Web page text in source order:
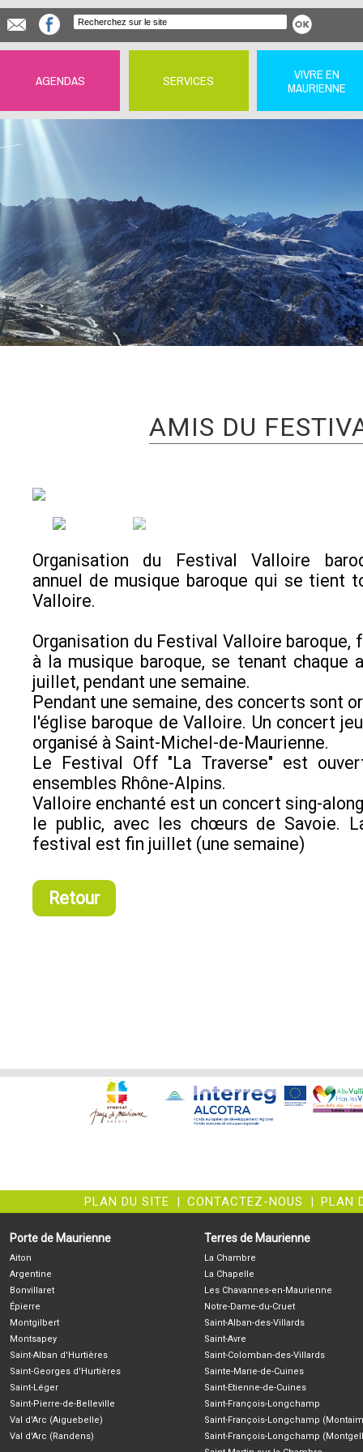
AGENDAS SERVICES
VIVRE EN
MAURIENNE
AMIS DU
Organisation du Festival Valloire
annuel de musique baroque qui se tient
Valloire.
Organisation du Festival Valloire baroque,
à la musique baroque, se tenant chaque
juillet, pendant une semaine.
Pendant une semaine, des concerts sont
l'église baroque de Valloire. Un concert
organisé à Saint-Michel-de-Maurienne.
Le Festival Off "La Traverse" est
ensembles Rhône-Alpins.
Valloire enchanté est un concert sing-
le public, avec les chœurs de Savoie.
festival est fin juillet (une semaine)
Retour
PLAN DU SITE | CONTACTEZ-NOUS | PLAN
Porte de Maurienne
Aiton
Argentine
Bonvillaret
Épierre
Montgilbert
Montsapey
Saint-Alban d'Hurtières
Saint-Georges d'Hurtières
Saint-Léger
Saint-Pierre-de-Belleville
Val d'Arc (Aiguebelle)
Val d'Arc (Randens)
Terres de Maurienne
La Chambre
La Chapelle
Les Chavannes-en-Maurienne
Notre-Dame-du-Cruet
Saint-Alban-des-Villards
Saint-Avre
Saint-Colomban-des-Villards
Sainte-Marie-de-Cuines
Saint-Etienne-de-Cuines
Saint-François-Longchamp
Saint-François-Longchamp
Saint-François-Longchamp